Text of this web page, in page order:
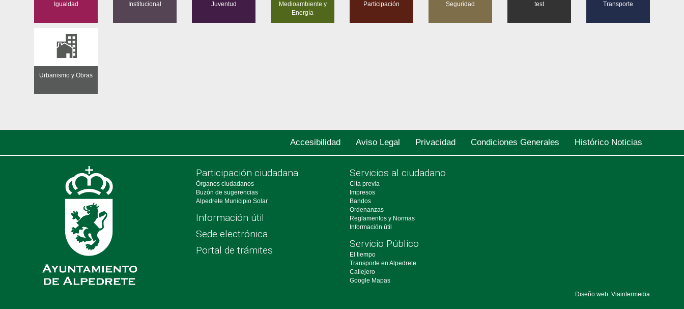
Igualdad Institucional Juventud
Medioambiente y
Energía
Participación Seguridad test Transporte
Urbanismo y Obras
Accesibilidad Aviso Legal Privacidad Condiciones Generales Histórico Noticias
Participación ciudadana
Órganos ciudadanos
Buzón de sugerencias
Alpedrete Municipio Solar
Información útil
Sede electrónica
Portal de trámites
Servicios al ciudadano
Cita previa
Impresos
Bandos
Ordenanzas
Reglamentos y Normas
Información útil
Servicio Público
El tiempo
Transporte en Alpedrete
Callejero
Google Mapas
Diseño web: Viaintermedia